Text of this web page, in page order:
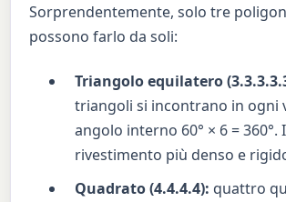
Sorprendentemente, solo tre
possono farlo da soli:
Triangolo equilatero
triangoli si incontrano in ogni
angolo interno 60° × 6 = 360°.
rivestimento più denso e
Quadrato (4.4.4.4): quattro